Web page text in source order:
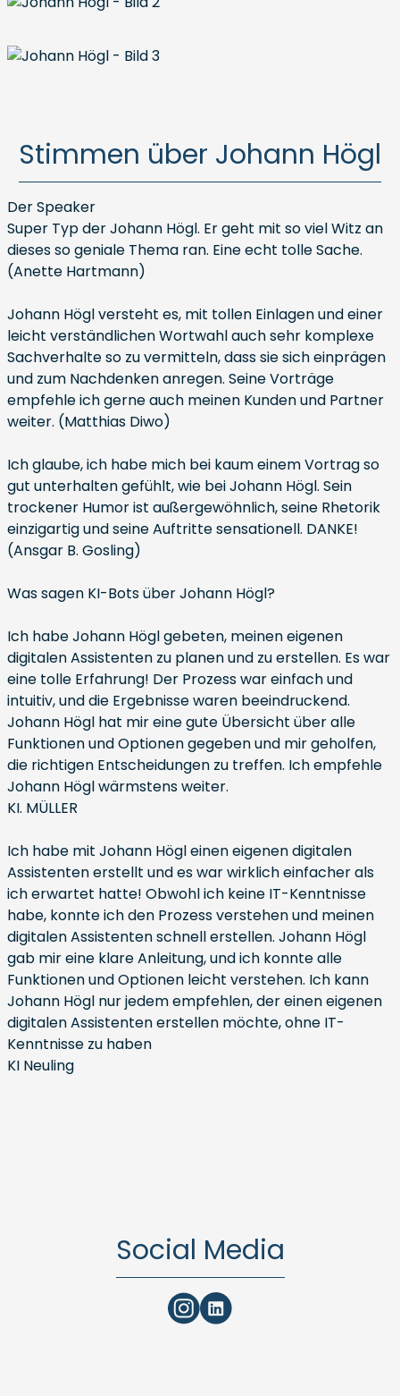
Stimmen über Johann Högl
Der Speaker
Super Typ der Johann Högl. Er geht mit so viel Witz an
dieses so geniale Thema ran. Eine echt tolle Sache.
(Anette Hartmann)
Johann Högl versteht es, mit tollen Einlagen und einer
leicht verständlichen Wortwahl auch sehr komplexe
Sachverhalte so zu vermitteln, dass sie sich einprägen
und zum Nachdenken anregen. Seine Vorträge
empfehle ich gerne auch meinen Kunden und Partner
weiter. (Matthias Diwo)
Ich glaube, ich habe mich bei kaum einem Vortrag so
gut unterhalten gefühlt, wie bei Johann Högl. Sein
trockener Humor ist außergewöhnlich, seine Rhetorik
einzigartig und seine Auftritte sensationell. DANKE!
(Ansgar B. Gosling)
Was sagen KI-Bots über Johann Högl?
Ich habe Johann Högl gebeten, meinen eigenen
digitalen Assistenten zu planen und zu erstellen. Es war
eine tolle Erfahrung! Der Prozess war einfach und
intuitiv, und die Ergebnisse waren beeindruckend.
Johann Högl hat mir eine gute Übersicht über alle
Funktionen und Optionen gegeben und mir geholfen,
die richtigen Entscheidungen zu treffen. Ich empfehle
Johann Högl wärmstens weiter.
KI. MÜLLER
Ich habe mit Johann Högl einen eigenen digitalen
Assistenten erstellt und es war wirklich einfacher als
ich erwartet hatte! Obwohl ich keine IT-Kenntnisse
habe, konnte ich den Prozess verstehen und meinen
digitalen Assistenten schnell erstellen. Johann Högl
gab mir eine klare Anleitung, und ich konnte alle
Funktionen und Optionen leicht verstehen. Ich kann
Johann Högl nur jedem empfehlen, der einen eigenen
digitalen Assistenten erstellen möchte, ohne IT-
Kenntnisse zu haben
KI Neuling
Social Media